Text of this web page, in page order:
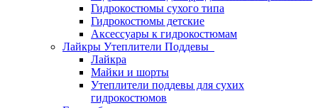
Гидрокостюмы сухого типа
Гидрокостюмы детские
Аксессуары к гидрокостюмам
Лайкры Утеплители Поддевы
Лайкра
Майки и шорты
Утеплители поддевы для сухих
гидрокостюмов